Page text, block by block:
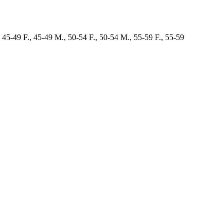
49 F., 45-49 M., 50-54 F., 50-54 M., 55-59 F., 55-59